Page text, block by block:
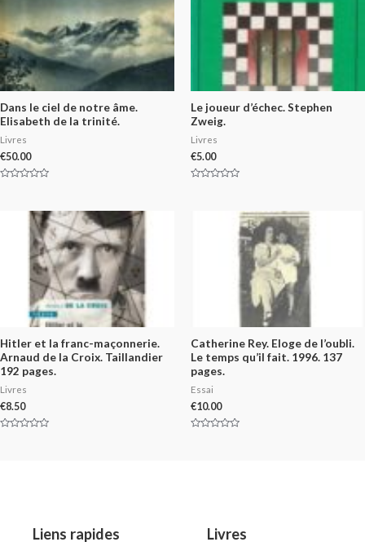
Dans le ciel de notre âme.
Elisabeth de la trinité.
Livres
€50.00
Le joueur d’échec. Stephen
Zweig.
Livres
€5.00
Hitler et la franc-maçonnerie.
Arnaud de la Croix. Taillandier
192 pages.
Livres
€8.50
Catherine Rey. Eloge de l’oubli.
Le temps qu’il fait. 1996. 137
pages.
Essai
€10.00
Liens rapides Livres